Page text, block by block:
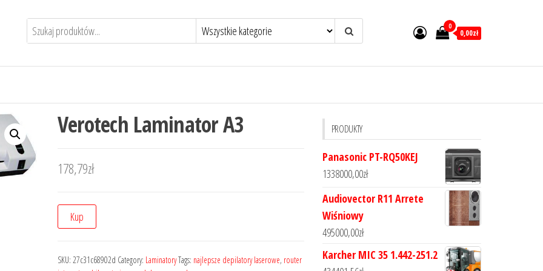
0
0,00zł
Verotech Laminator A3
178,79zł
Kup
SKU: 27c31c68902d Category: LaminatoryTags: najlepsze depilatory laserowe, router
PRODUKTY
Panasonic PT-RQ50KEJ
1338000,00zł
Audiovector R11 Arrete
Wiśniowy
495000,00zł
Karcher MIC 35 1.442-251.2